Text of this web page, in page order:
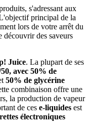
s'adressant aux
principal de la
lors de votre arrêt du
des saveurs
Juice. La plupart de ses
avec 50% de
50% de glycérine
combinaison offre une
la production de vapeur
de ces e-liquides est
électroniques